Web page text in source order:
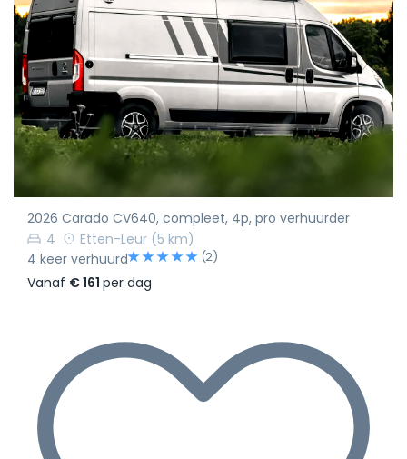
2026 Carado CV640, compleet, 4p, pro verhuurder
4
Etten-Leur (5 km)
4 keer verhuurd
(2)
Vanaf € 161 per dag